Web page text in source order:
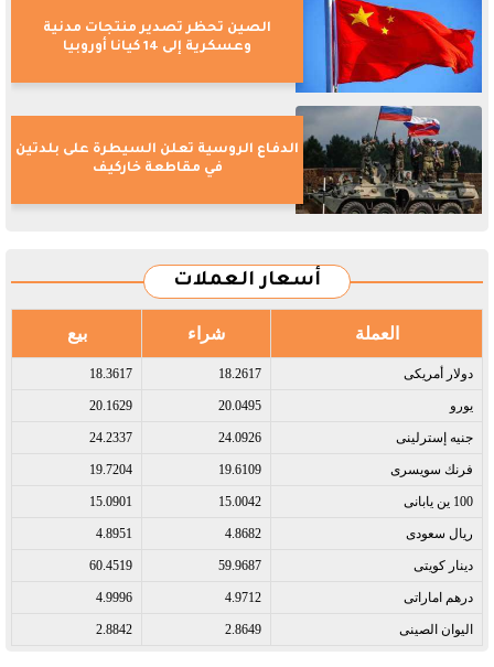
الصين تحظر تصدير منتجات مدنية
وعسكرية إلى 14 كيانا أوروبيا
الدفاع الروسية تعلن السيطرة على بلدتين
في مقاطعة خاركيف
أسعار العملات
العملة شراء بيع
دولار أمريكى​ 18.2617
18.3617
يورو​ 20.0495
20.1629
جنيه إسترلينى​ 24.0926
24.2337
فرنك سويسرى​ 19.6109
19.7204
100 ين يابانى​ 15.0042
15.0901
ريال سعودى​ 4.8682
4.8951
دينار كويتى​ 59.9687
60.4519
درهم اماراتى​ 4.9712
4.9996
اليوان الصينى​ 2.8649
2.8842